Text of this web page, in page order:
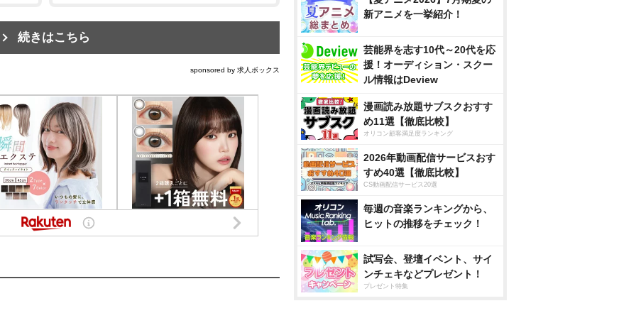
続きはこちら
sponsored by 求人ボックス
新アニメを一挙紹介！
芸能界を志す10代～20代を応
援！オーディション・スクー
ル情報はDeview
漫画読み放題サブスクおすす
め11選【徹底比較】
オリコン顧客満足度ランキング
2026年動画配信サービスおす
すめ40選【徹底比較】
CS動画配信サービス20選
毎週の音楽ランキングから、
ヒットの推移をチェック！
試写会、登壇イベント、サイ
ンチェキなどプレゼント！
プレゼント特集